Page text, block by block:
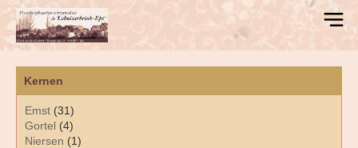
Kernen
Emst (31)
Gortel (4)
Niersen (1)